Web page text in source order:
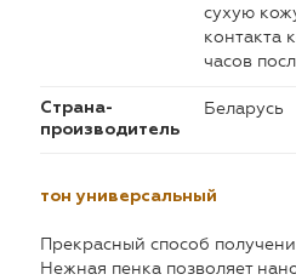
сухую
контакта
часов
Страна-
производитель
Беларусь
тон универсальный
Прекрасный способ
Нежная пенка позволяет